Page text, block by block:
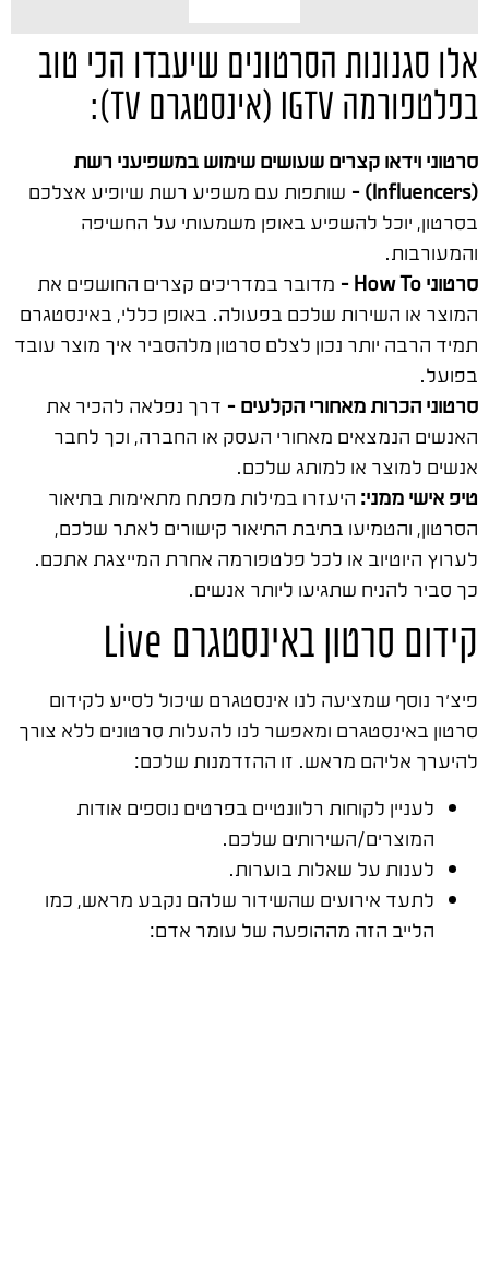
אלו סגנונות הסרטונים שיעבדו הכי טוב
בפלטפורמה IGTV (אינסטגרם TV):
סרטוני וידאו קצרים שעושים שימוש במשפיעני רשת
(Influencers) –
שותפות עם משפיע רשת שיופיע אצלכם
בסרטון, יוכל להשפיע באופן משמעותי על החשיפה
והמעורבות.
סרטוני How To –
מדובר במדריכים קצרים החושפים את
המוצר או השירות שלכם בפעולה. באופן כללי, באינסטגרם
תמיד הרבה יותר נכון לצלם סרטון מלהסביר איך מוצר עובד
בפועל.
סרטוני הכרות מאחורי הקלעים – דרך נפלאה להכיר את
האנשים הנמצאים מאחורי העסק או החברה, וכך לחבר
אנשים למוצר או למותג שלכם.
טיפ אישי ממני: היעזרו במילות מפתח מתאימות בתיאור
הסרטון, והטמיעו בתיבת התיאור קישורים לאתר שלכם,
לערוץ היוטיוב או לכל פלטפורמה אחרת המייצגת אתכם.
כך סביר להניח שתגיעו ליותר אנשים.
קידום סרטון באינסטגרם Live
פיצ'ר נוסף שמציעה לנו אינסטגרם שיכול לסייע לקידום
סרטון באינסטגרם ומאפשר לנו להעלות סרטונים ללא צורך
להיערך אליהם מראש. זו ההזדמנות שלכם:
לעניין לקוחות רלוונטיים בפרטים נוספים אודות
המוצרים/השירותים שלכם.
לענות על שאלות בוערות.
לתעד אירועים שהשידור שלהם נקבע מראש, כמו
הלייב הזה מההופעה של עומר אדם: